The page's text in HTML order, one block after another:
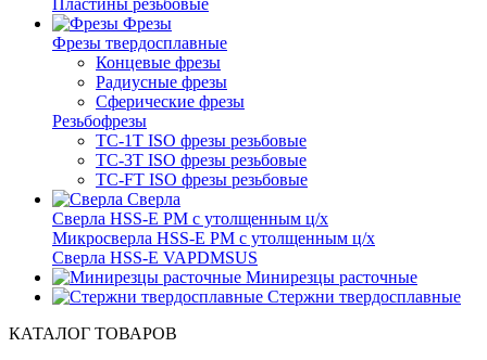
Пластины резьбовые
Фрезы
Фрезы твердосплавные
Концевые фрезы
Радиусные фрезы
Сферические фрезы
Резьбофрезы
TC-1T ISO фрезы резьбовые
TC-3T ISO фрезы резьбовые
TC-FT ISO фрезы резьбовые
Сверла
Cверла HSS-E PM c утолщенным ц/х
Микросверла HSS-E PM c утолщенным ц/х
Сверла HSS-E VAPDMSUS
Минирезцы расточные
Cтержни твердосплавные
КАТАЛОГ ТОВАРОВ